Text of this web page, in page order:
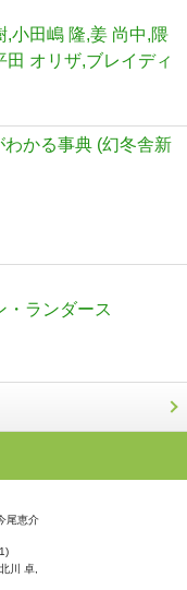
,小田嶋 隆,姜 尚中,隈
オリザ,ブレイディ
かる事典 (幻冬舎新
・ランダース
尾恵介
川 卓,